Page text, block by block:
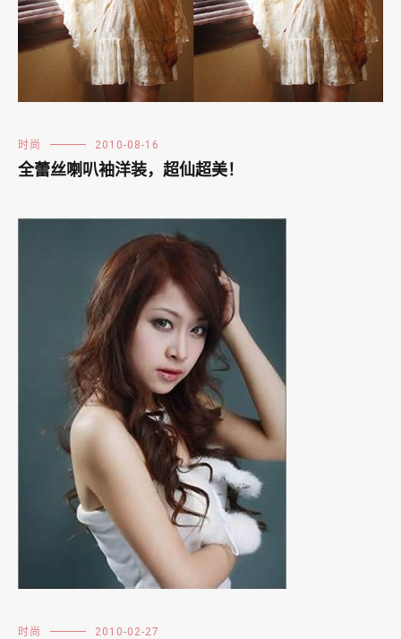
时尚 2010-08-16
全蕾丝喇叭袖洋装，超仙超美！
时尚 2010-02-27